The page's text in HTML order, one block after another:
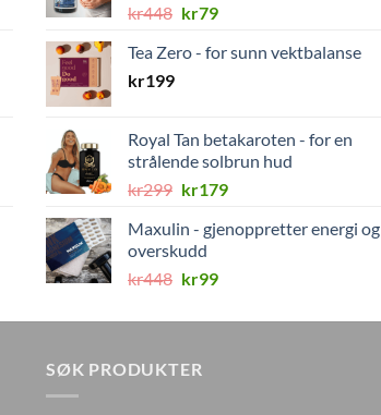
kr448 Opprinnelig
var:
kr79Nåværende
er:
Tea Zero - for sunn vektbalanse
kr199
Royal Tan betakaroten - for en
strålende solbrun hud
kr299 Opprinnelig
var:
kr299.
kr179Nåværende
er:
Maxulin - gjenoppretter energi og
overskudd
kr448 Opprinnelig
var:
kr99Nåværende
er:
SØK PRODUKTER